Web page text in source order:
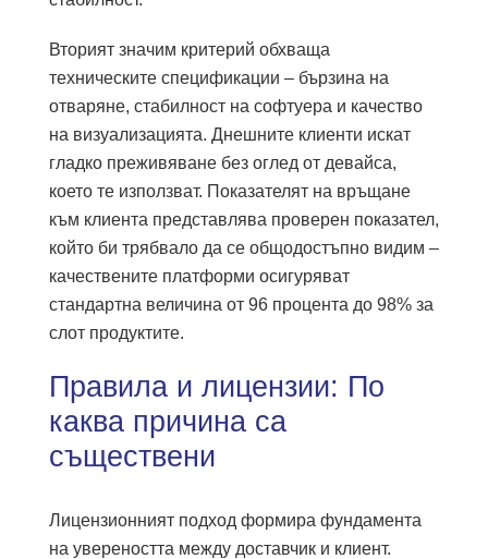
Вторият значим критерий обхваща
техническите спецификации – бързина на
отваряне, стабилност на софтуера и качество
на визуализацията. Днешните клиенти искат
гладко преживяване без оглед от девайса,
което те използват. Показателят на връщане
към клиента представлява проверен показател,
който би трябвало да се общодостъпно видим –
качествените платформи осигуряват
стандартна величина от 96 процента до 98% за
слот продуктите.
Правила и лицензии: По
каква причина са
съществени
Лицензионният подход формира фундамента
на увереността между доставчик и клиент.